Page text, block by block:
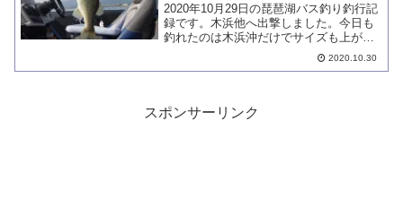
2020年10月29日の琵琶湖バス釣り釣行記
録です。木浜他へ出撃しました。今日も
釣れたのは木浜沖だけでサイズも上がり
ませんでした。午後は風も強くなり、ド
ラッギングしたり、巻いたりしてみまし
2020.10.30
スポンサーリンク